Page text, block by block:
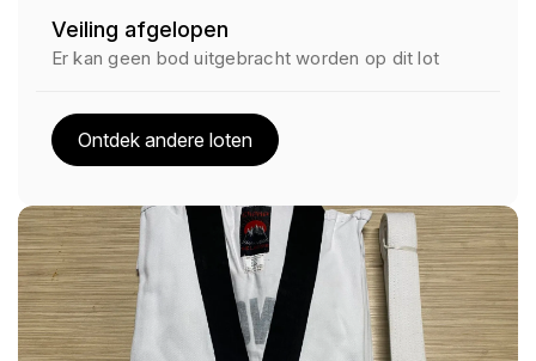
Veiling afgelopen
Er kan geen bod uitgebracht worden op dit lot
Ontdek andere loten